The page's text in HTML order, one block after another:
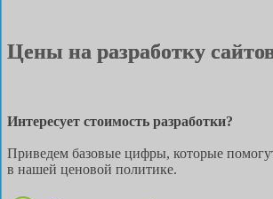
Цены на разработку
Интересует стоимость разработки?
Приведем базовые цифры, которые
в нашей ценовой политике.